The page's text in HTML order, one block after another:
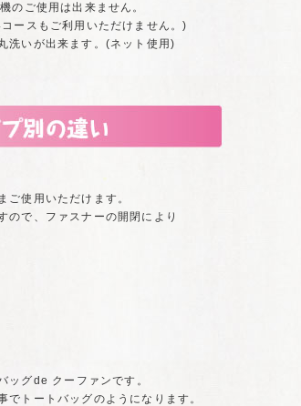
のご使用は出来ません。
ースもご利用いただけません。)
洗いが出来ます。(ネット使用)
ご使用いただけます。
ので、ファスナーの開閉により
ッグde クーファンです。
トートバッグのようになります。